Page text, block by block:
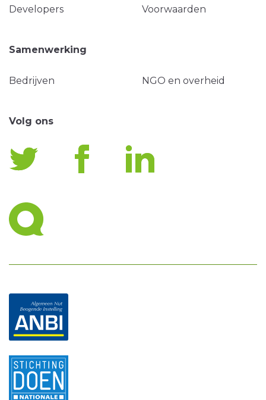
Developers Voorwaarden
Samenwerking
Bedrijven NGO en overheid
Volg ons